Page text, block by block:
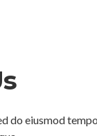
do eiusmod